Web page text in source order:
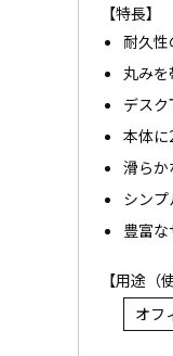
【特長】
耐久性
丸み
デス
本体
滑らか
シン
豊富
【用途（
オフ